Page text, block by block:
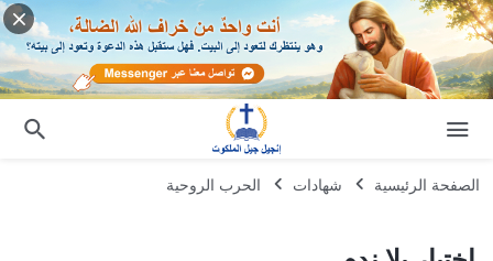
الصفحة الرئيسية شهادات الحرب الروحية